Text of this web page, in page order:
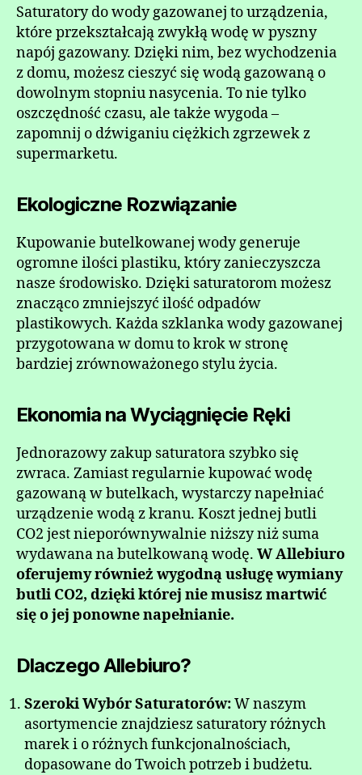
Saturatory do wody gazowanej to urządzenia,
które przekształcają zwykłą wodę w pyszny
napój gazowany. Dzięki nim, bez wychodzenia
z domu, możesz cieszyć się wodą gazowaną o
dowolnym stopniu nasycenia. To nie tylko
oszczędność czasu, ale także wygoda –
zapomnij o dźwiganiu ciężkich zgrzewek z
supermarketu.
Ekologiczne Rozwiązanie
Kupowanie butelkowanej wody generuje
ogromne ilości plastiku, który zanieczyszcza
nasze środowisko. Dzięki saturatorom możesz
znacząco zmniejszyć ilość odpadów
plastikowych. Każda szklanka wody gazowanej
przygotowana w domu to krok w stronę
bardziej zrównoważonego stylu życia.
Ekonomia na Wyciągnięcie Ręki
Jednorazowy zakup saturatora szybko się
zwraca. Zamiast regularnie kupować wodę
gazowaną w butelkach, wystarczy napełniać
urządzenie wodą z kranu. Koszt jednej butli
CO2 jest nieporównywalnie niższy niż suma
wydawana na butelkowaną wodę. W Allebiuro
oferujemy również wygodną usługę wymiany
butli CO2, dzięki której nie musisz martwić
się o jej ponowne napełnianie.
Dlaczego Allebiuro?
Szeroki Wybór Saturatorów:W naszym
asortymencie znajdziesz saturatory różnych
marek i o różnych funkcjonalnościach,
dopasowane do Twoich potrzeb i budżetu.